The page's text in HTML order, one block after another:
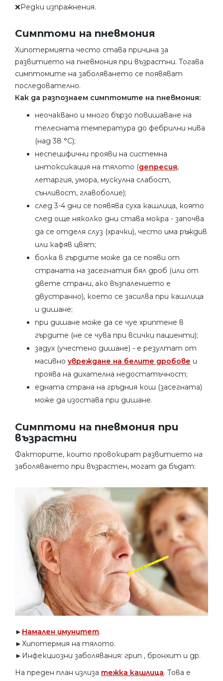
❌Редки изпражнения.
Симптоми на пневмония
Хипотермията често става причина за
развитието на пневмония при възрастни. Тогава
симптомите на заболяването се появяват
последователно.
Как да разпознаем симптомите на пневмония:
неочаквано и много бързо повишаване на
телесната температура до фебрилни нива
(над 38 °C);
неспецифични прояви на системна
интоксикация на тялото (депресия,
летаргия, умора, мускулна слабост,
сънливост, главоболие);
след 3-4 дни се появява суха кашлица, която
след още няколко дни става мокра - започва
да се отделя слуз (храчки), често има ръждив
или кафяв цвят;
болка в гърдите може да се появи от
страната на засегнатия бял дроб (или от
двете страни, ако възпалението е
двустранно), което се засилва при кашлица
и дишане;
при дишане може да се чуе хриптене в
гърдите (не се чува при всички пациенти);
задух (учестено дишане) - е резултат от
масивно увреждане на белите дробове и
проява на дихателна недостатъчност;
едната страна на гръдния кош (засегната)
може да изостава при дишане.
Симптоми на пневмония при
възрастни
Факторите, които провокират развитието на
заболяването при възрастен, могат да бъдат:
► Намален имунитет.
►Хипотермия на тялото.
►Инфекциозни заболявания: грип , бронхит и др.
На преден план излиза тежка кашлица. Това е